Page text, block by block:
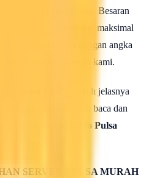
saldo deposit pulsa. Besaran
50rb rupiah dan maksimal
saldo pulsa anda dengan angka
kehebatan server kami.
pulsa ?
Untuk lebih jelasnya
ini silahkan anda baca dan
:
Cara isi Saldo Pulsa
SERVER PULSA MURAH